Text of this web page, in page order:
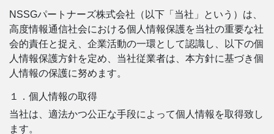
NSSGパートナーズ株式会社（以下「当社」という）は、
高度情報通信社会における個人情報保護を当社の重要な社
会的責任と捉え、企業活動の一環として認識し、以下の個
人情報保護方針を定め、当社従業者は、本方針に基づき個
人情報の保護に努めます。
１．個人情報の取得
当社は、適法かつ公正な手段によって個人情報を取得致し
ます。